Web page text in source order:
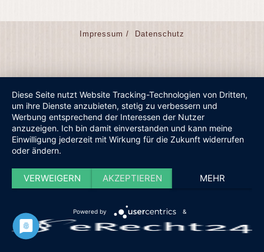
Impressum / Datenschutz
Diese Seite nutzt Website Tracking-Technologien von Dritten,
um ihre Dienste anzubieten, stetig zu verbessern und
Werbung entsprechend der Interessen der Nutzer
anzuzeigen. Ich bin damit einverstanden und kann meine
Einwilligung jederzeit mit Wirkung für die Zukunft widerrufen
oder ändern.
VERWEIGERN AKZEPTIEREN MEHR
Powered by &